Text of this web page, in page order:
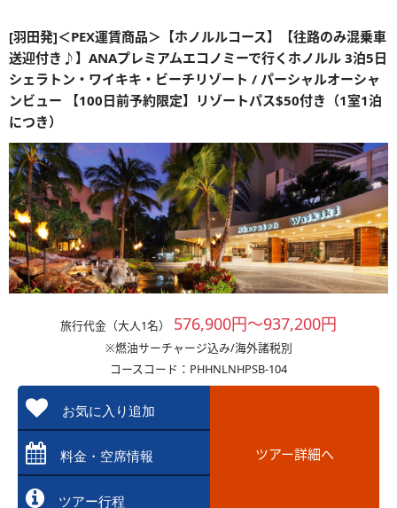
[羽田発]＜PEX運賃商品＞【ホノルルコース】【往路のみ混乗車
送迎付き♪】ANAプレミアムエコノミーで行くホノルル 3泊5日
シェラトン・ワイキキ・ビーチリゾート / パーシャルオーシャ
ンビュー 【100日前予約限定】リゾートパス$50付き（1室1泊
につき）
旅行代金（大人1名） 576,900円～937,200円
※燃油サーチャージ込み/海外諸税別
コースコード：PHHNLNHPSB-104
お気に入り追加
料金・空席情報
ツアー行程
ツアー詳細へ